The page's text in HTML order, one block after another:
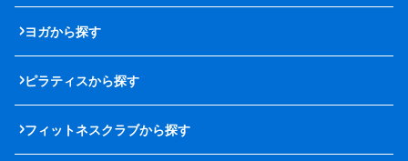
ヨガから探す
ピラティスから探す
フィットネスクラブから探す